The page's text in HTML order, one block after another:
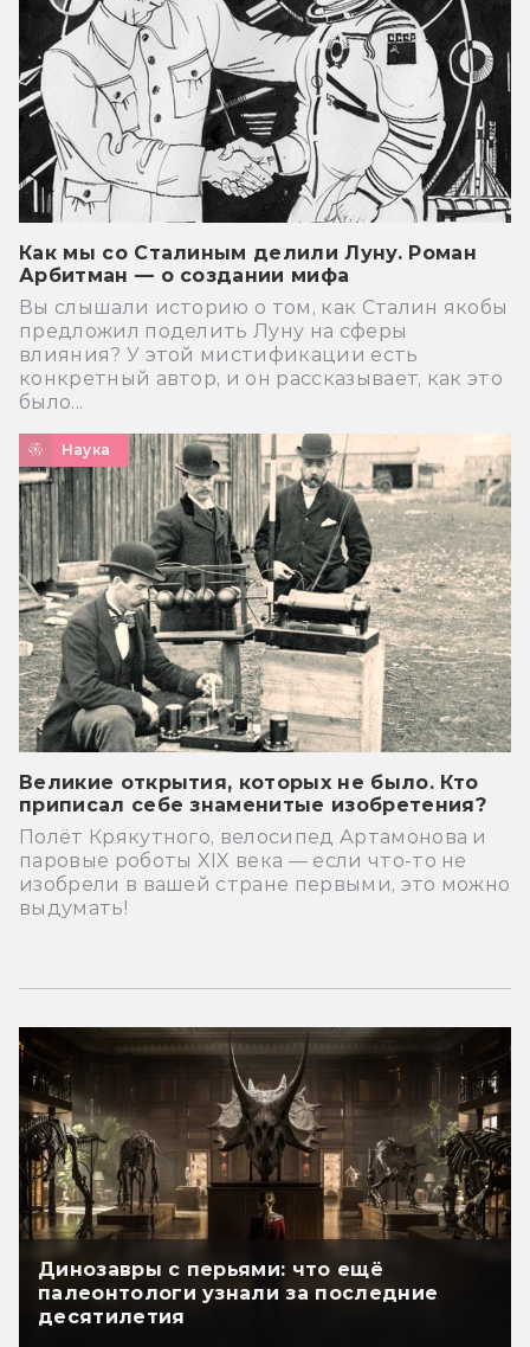
Как мы со Сталиным делили Луну. Роман
Арбитман — о создании мифа
Вы слышали историю о том, как Сталин якобы
предложил поделить Луну на сферы
влияния? У этой мистификации есть
конкретный автор, и он рассказывает, как это
было...
Наука
Великие открытия, которых не было. Кто
приписал себе знаменитые изобретения?
Полёт Крякутного, велосипед Артамонова и
паровые роботы XIX века — если что-то не
изобрели в вашей стране первыми, это можно
выдумать!
Динозавры с перьями: что ещё
палеонтологи узнали за последние
десятилетия